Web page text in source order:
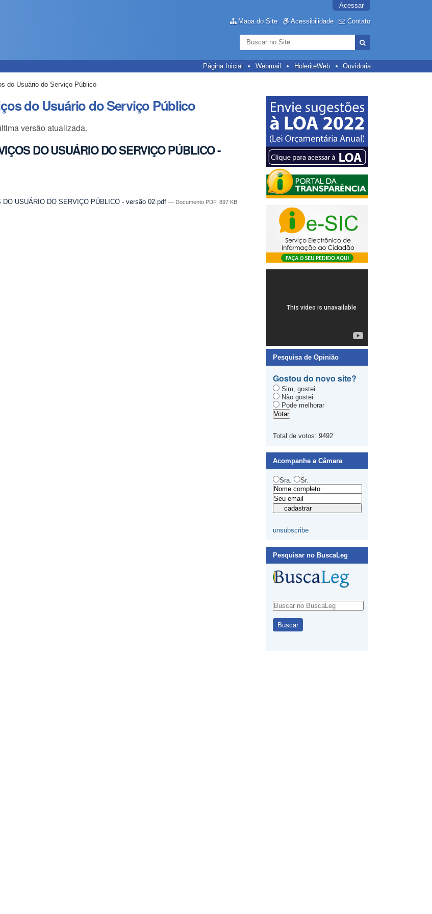
Acessar
Mapa do Site Acessibilidade Contato
Busca
Avançada…
Página Inicial Webmail HoleriteWeb Ouvidoria
do Usuário do Serviço Público
do Usuário do Serviço Público
versão atualizada.
DO USUÁRIO DO SERVIÇO PÚBLICO -
DO USUÁRIO DO SERVIÇO PÚBLICO - versão 02.pdf — Documento PDF, 897 KB
Pesquisa de Opinião
Gostou do novo site?
Sim, gostei
Não gostei
Pode melhorar
Total de votos: 9492
Acompanhe a Câmara
Sra. Sr.
unsubscribe
Pesquisar no BuscaLeg